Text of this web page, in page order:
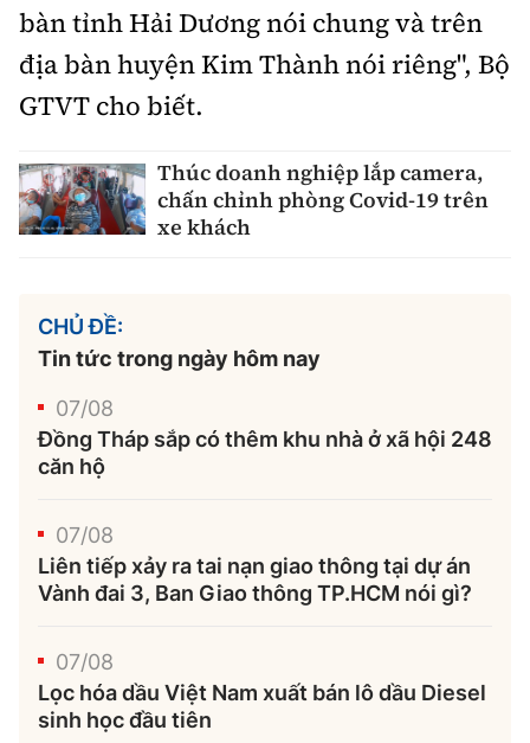
bàn tỉnh Hải Dương nói chung và trên
địa bàn huyện Kim Thành nói riêng", Bộ
GTVT cho biết.
Thúc doanh nghiệp lắp camera,
chấn chỉnh phòng Covid-19 trên
xe khách
CHỦ ĐỀ:
Tin tức trong ngày hôm nay
07/08
Đồng Tháp sắp có thêm khu nhà ở xã hội 248
căn hộ
07/08
Liên tiếp xảy ra tai nạn giao thông tại dự án
Vành đai 3, Ban Giao thông TP.HCM nói gì?
07/08
Lọc hóa dầu Việt Nam xuất bán lô dầu Diesel
sinh học đầu tiên